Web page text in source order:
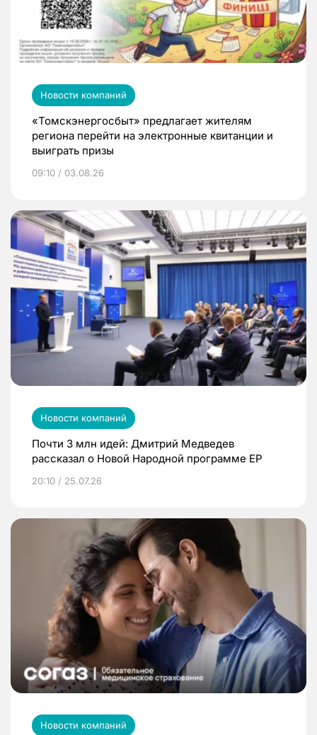
Новости компаний
«Томскэнергосбыт» предлагает жителям
региона перейти на электронные квитанции и
выиграть призы
09:10 / 03.08.26
Новости компаний
Почти 3 млн идей: Дмитрий Медведев
рассказал о Новой Народной программе ЕР
20:10 / 25.07.26
Новости компаний